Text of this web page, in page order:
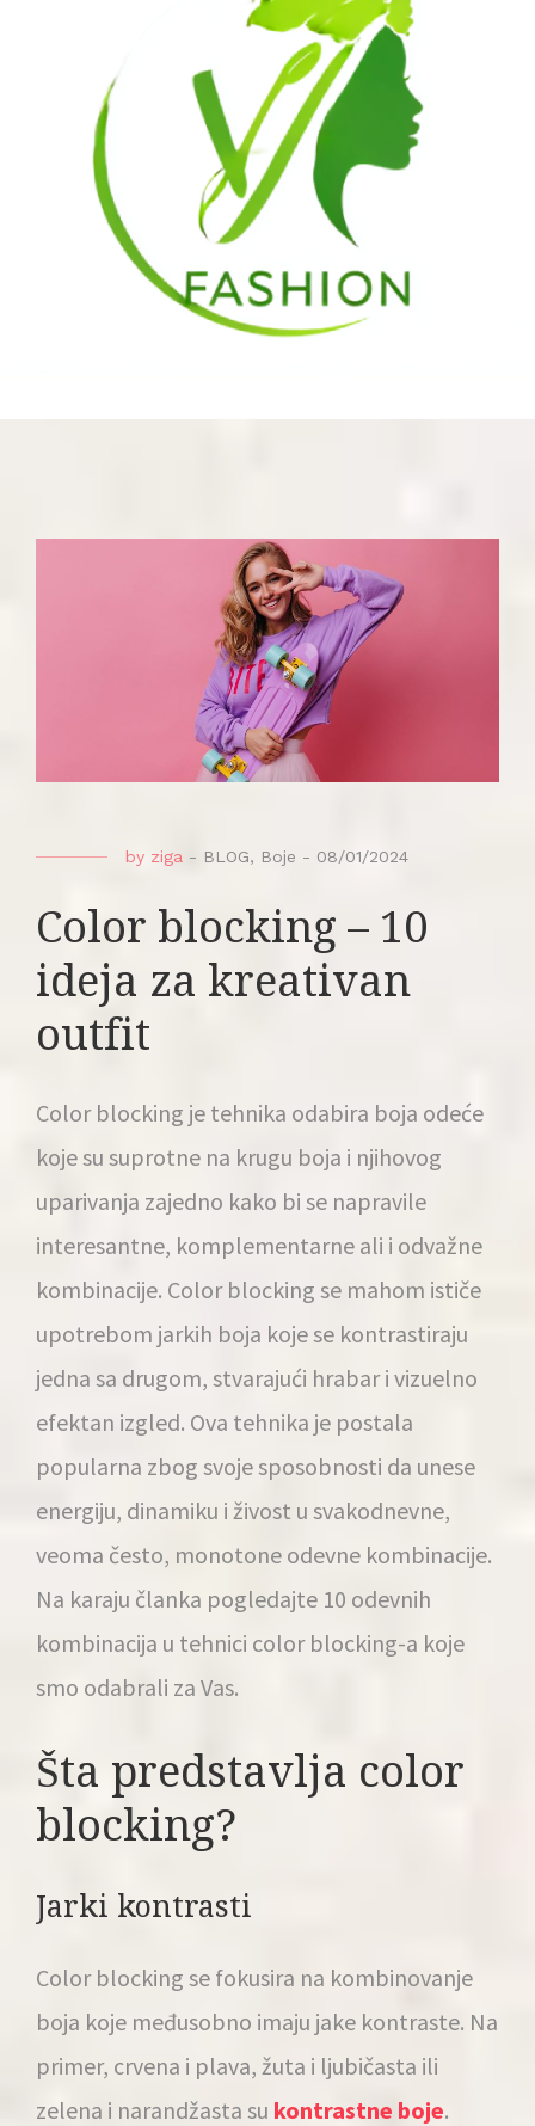
by ziga - BLOG, Boje - 08/01/2024
Color blocking – 10
ideja za kreativan
outfit
Color blocking je tehnika odabira boja odeće
koje su suprotne na krugu boja i njihovog
uparivanja zajedno kako bi se napravile
interesantne, komplementarne ali i odvažne
kombinacije. Color blocking se mahom ističe
upotrebom jarkih boja koje se kontrastiraju
jedna sa drugom, stvarajući hrabar i vizuelno
efektan izgled. Ova tehnika je postala
popularna zbog svoje sposobnosti da unese
energiju, dinamiku i živost u svakodnevne,
veoma često, monotone odevne kombinacije.
Na karaju članka pogledajte 10 odevnih
kombinacija u tehnici color blocking-a koje
smo odabrali za Vas.
Šta predstavlja color
blocking?
Jarki kontrasti
Color blocking se fokusira na kombinovanje
boja koje međusobno imaju jake kontraste. Na
primer, crvena i plava, žuta i ljubičasta ili
zelena i narandžasta su kontrastne boje.